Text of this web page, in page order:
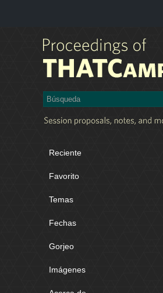
Reciente
Favorito
Temas
Fechas
Gorjeo
Imágenes